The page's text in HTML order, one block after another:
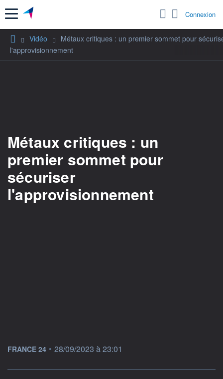
Menu Connexion
Vidéo
Métaux critiques : un premier sommet pour
l'approvisionnement
Métaux critiques : un
premier sommet pour
sécuriser
l'approvisionnement
information fournie par
FRANCE 24 • 28/09/2023 à 23:01